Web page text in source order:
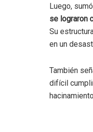
Luego,
se lograron
Su
en un
También
difícil